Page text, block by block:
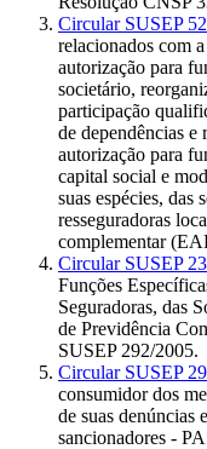
Circular SUSEP
relacionados com
autorização para
societário,
participação
de dependências e
autorização para
capital social e
suas espécies, das
resseguradoras
complementar
Circular SUSEP
Funções
Seguradoras, das
de Previdência
SUSEP 292/2005.
Circular SUSEP
consumidor dos
de suas denúncias
sancionadores -